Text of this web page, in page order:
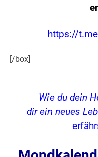
https://
[/box]
Wie du dein
dir ein neues